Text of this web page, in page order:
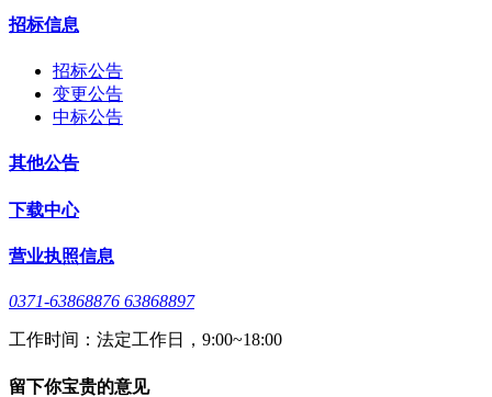
招标信息
招标公告
变更公告
中标公告
其他公告
下载中心
营业执照信息
0371-63868876 63868897
工作时间：法定工作日，9:00~18:00
留下你宝贵的意见